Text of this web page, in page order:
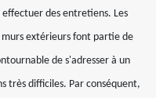
des entretiens. Les
extérieurs font partie de
de s'adresser à un
très difficiles. Par conséquent,